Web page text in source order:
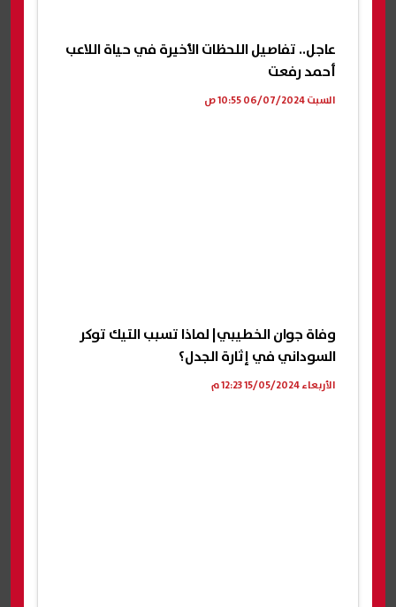
عاجل.. تفاصيل اللحظات الأخيرة في حياة اللاعب
أحمد رفعت
السبت 06/07/2024 10:55 ص
وفاة جوان الخطيبي| لماذا تسبب التيك توكر
السوداني في إثارة الجدل؟
الأربعاء 15/05/2024 12:23 م